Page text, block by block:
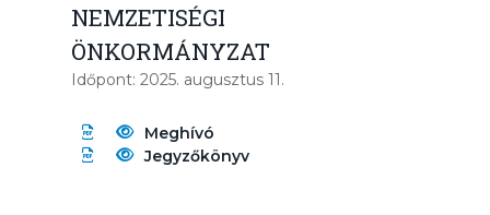
NEMZETISÉGI
ÖNKORMÁNYZAT
Időpont: 2025. augusztus 11.
Meghívó
Jegyzőkönyv